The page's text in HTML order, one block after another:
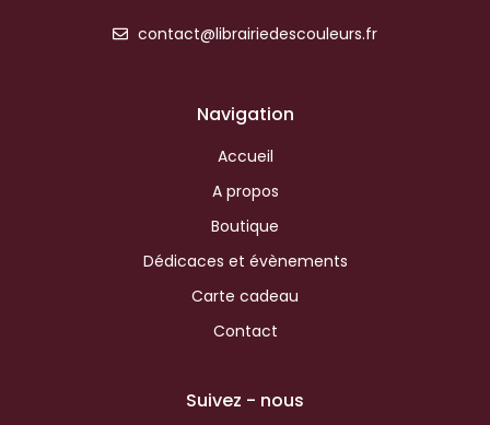
contact@librairiedescouleurs.fr
Navigation
Accueil
A propos
Boutique
Dédicaces et évènements
Carte cadeau
Contact
Suivez - nous